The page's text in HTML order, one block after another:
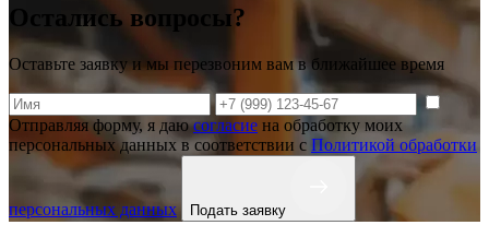
Остались вопросы?
Оставьте заявку и мы перезвоним вам в ближайшее время
Отправляя форму, я даюсогласие на обработку моих
персональных данных в соответствии с Политикой обработки
персональных данных Подать заявку